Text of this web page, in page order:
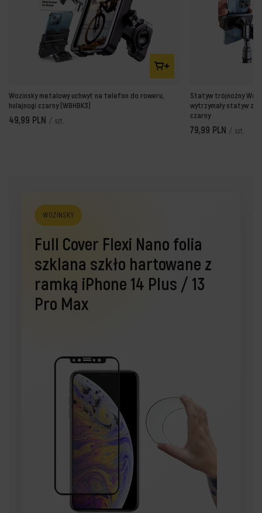
Wozinsky metalowy uchwyt na telefon do roweru,
hulajnogi czarny (WBHBK3)
49,99 PLN / szt.
Statyw trójnożny
wytrzymały statyw ze
czarny
79,99 PLN / szt.
WOZINSKY
Full Cover Flexi Nano folia
szklana szkło hartowane z
ramką iPhone 14 Plus / 13
Pro Max